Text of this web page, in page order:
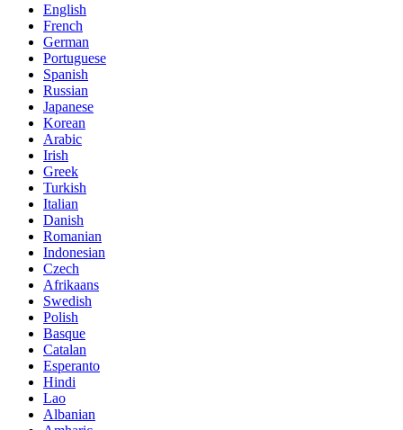
English
French
German
Portuguese
Spanish
Russian
Japanese
Korean
Arabic
Irish
Greek
Turkish
Italian
Danish
Romanian
Indonesian
Czech
Afrikaans
Swedish
Polish
Basque
Catalan
Esperanto
Hindi
Lao
Albanian